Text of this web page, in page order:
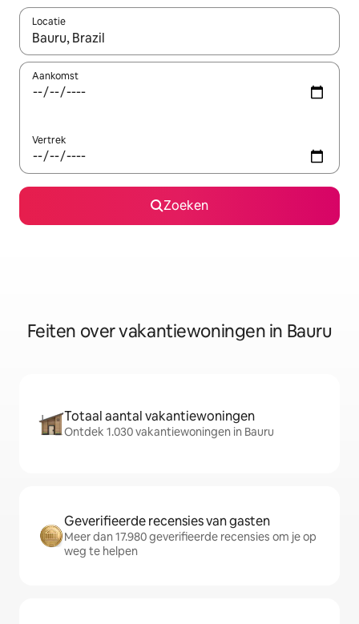
Locatie
Wanneer er suggesties beschikbaar zijn, maak je een keuze
Aankomst
Vertrek
Zoeken
Feiten over vakantiewoningen in Bauru
Totaal aantal vakantiewoningen
Ontdek 1.030 vakantiewoningen in Bauru
Geverifieerde recensies van gasten
Meer dan 17.980 geverifieerde recensies om je op
weg te helpen